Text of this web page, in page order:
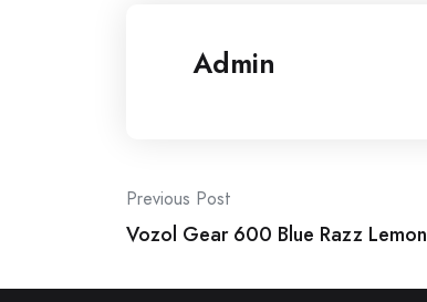
Admin
Post
navigation
Previous Post
Vozol Gear 600 Blue Razz